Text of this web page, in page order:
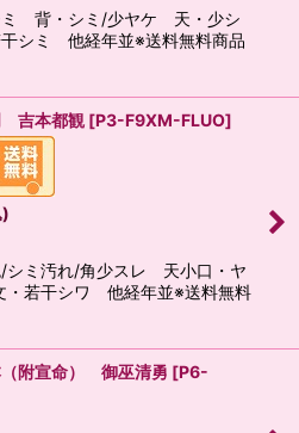
背・シミ/少ヤケ 天・少シ
シミ 他経年並※送料無料商品
吉本都観 [P3-F9XM-FLUO]
シミ汚れ/角少スレ 天小口・ヤ
若干シワ 他経年並※送料無料
附宣命） 御巫清勇 [P6-